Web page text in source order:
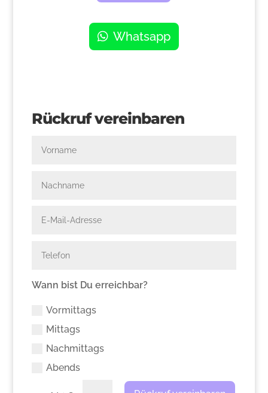
Whatsapp
Rückruf vereinbaren
Wann bist Du erreichbar?
Vormittags
Mittags
Nachmittags
Abends